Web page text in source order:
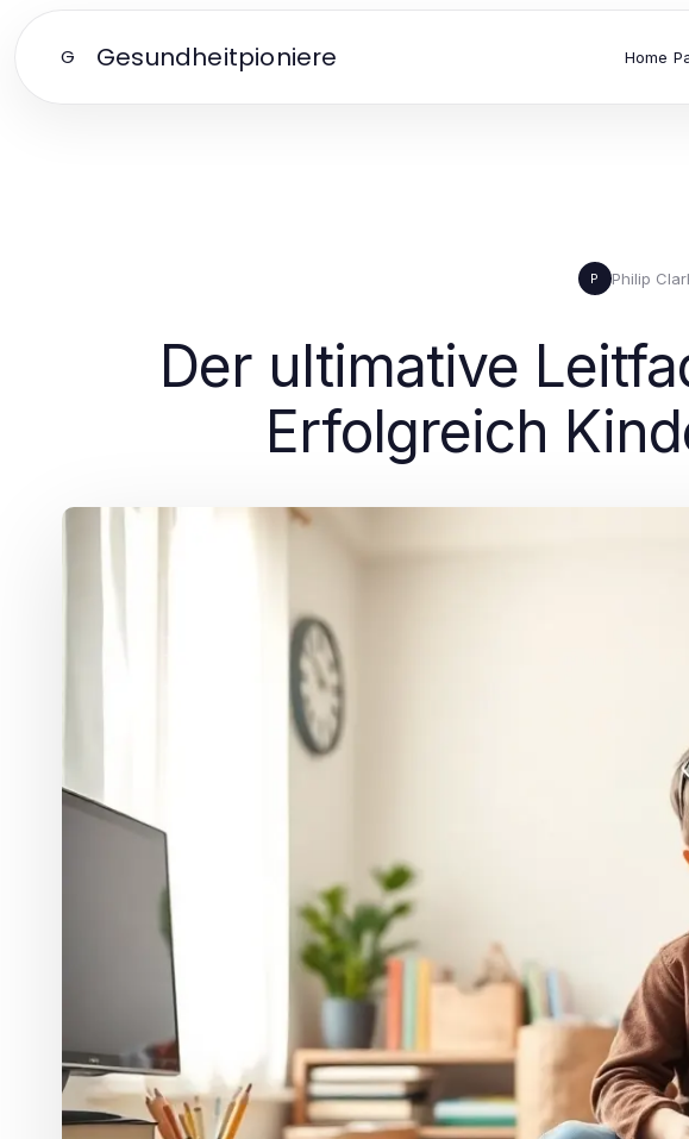
G Gesundheitpioniere Home
P Philip
Der ultimative
Erfolgreich